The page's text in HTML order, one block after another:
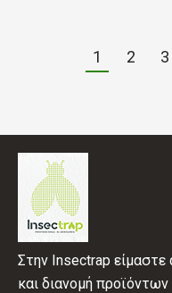
1 2 3
Στην Insectrap
και διανομή προϊόντων